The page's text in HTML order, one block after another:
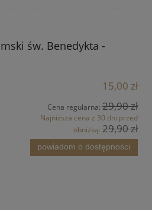
św. Benedykta -
15,00 zł
Cena regularna: 29,90 zł
Najniższa cena z 30 dni przed
obniżką: 29,90 zł
powiadom o dostępności